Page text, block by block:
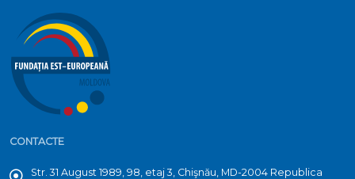
CONTACTE
Str. 31 August 1989, 98, etaj 3, Chişnău, MD-2004 Republica